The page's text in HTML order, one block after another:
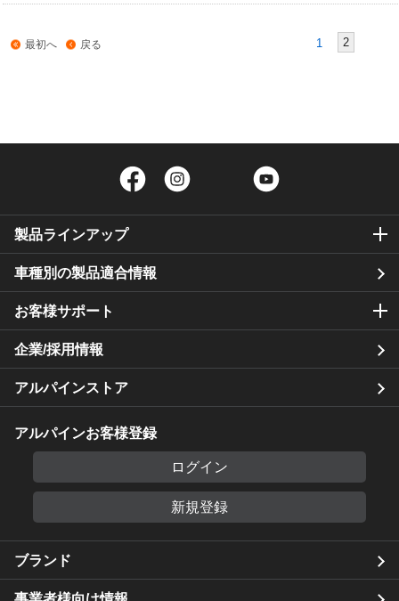
最初へ 戻る 1 2
Facebook Twitter
製品ラインアップ
車種別の製品適合情報
お客様サポート
企業/採用情報
アルパインストア
アルパインお客様登録
ログイン
新規登録
ブランド